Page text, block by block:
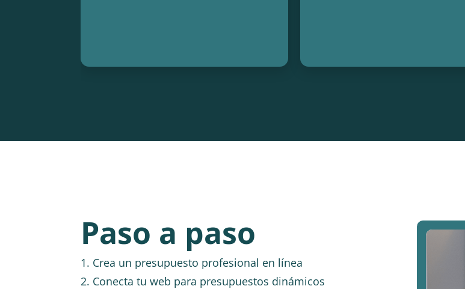
Paso a paso
1. Crea un presupuesto profesional en línea
2. Conecta tu web para presupuestos dinámicos